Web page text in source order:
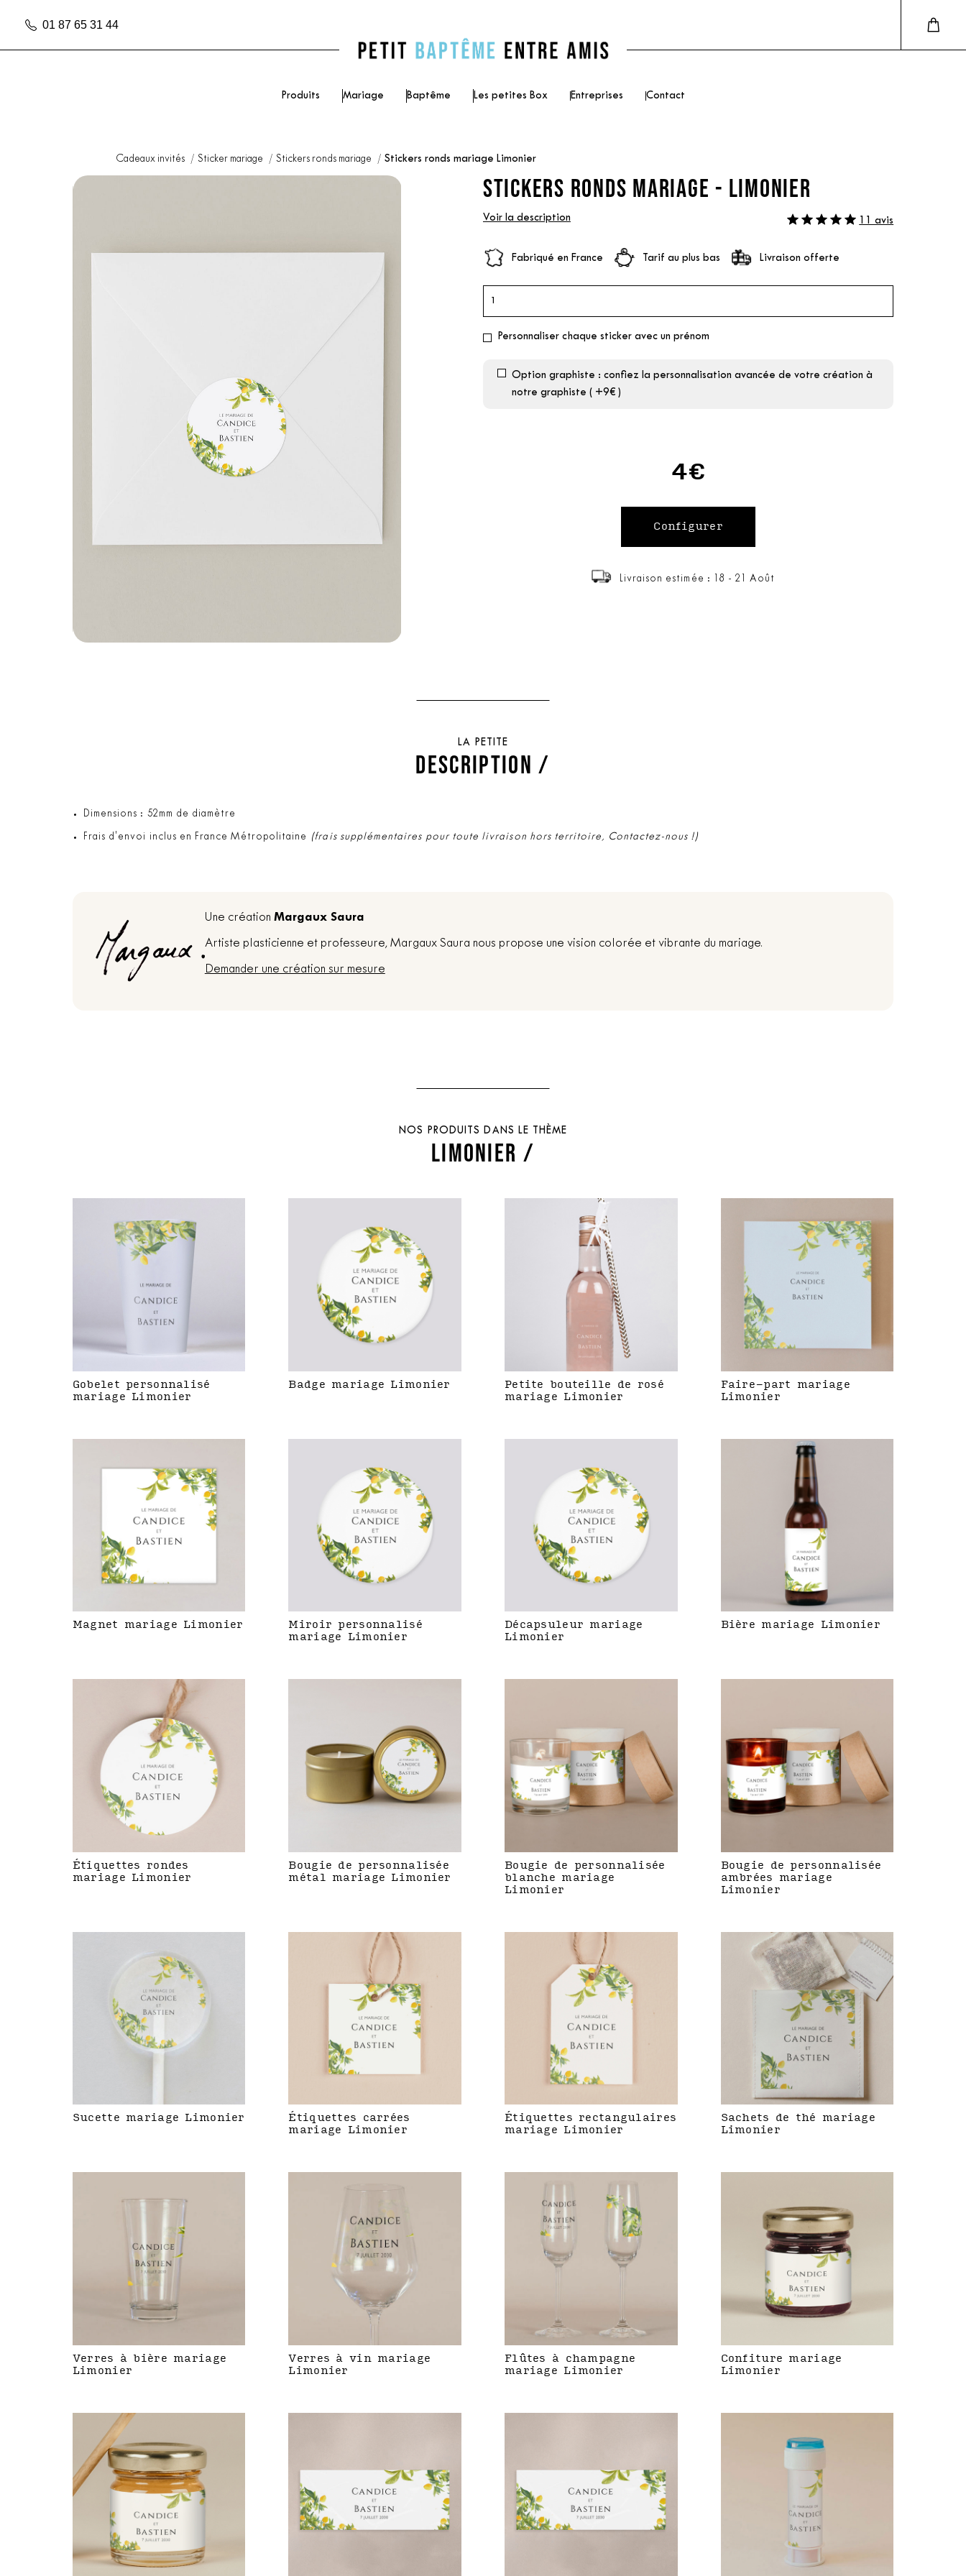
01 87 65 31 44
Produits Mariage Baptême Les petites Box Entreprises Contact
Cadeaux invités Sticker mariage Stickers ronds mariage Stickers ronds mariage Limonier
STICKERS RONDS MARIAGE - LIMONIER
Voir la description 11 avis
Fabriqué en France Tarif au plus bas Livraison offerte
Personnaliser chaque sticker avec un prénom
Option graphiste : confiez la personnalisation avancée de votre création à
notre graphiste ( +9€ )
4€
Livraison estimée : 18 - 21 Août
LA PETITE
DESCRIPTION /
Dimensions : 52mm de diamètre
Frais d'envoi inclus en France Métropolitaine (frais supplémentaires pour toute livraison hors territoire, Contactez-nous !)
Une création Margaux Saura
Artiste plasticienne et professeure, Margaux Saura nous propose une vision colorée et vibrante du mariage.
Demander une création sur mesure
NOS PRODUITS DANS LE THÈME
LIMONIER /
Gobelet personnalisé
mariage Limonier
Badge mariage Limonier
Petite bouteille de rosé
mariage Limonier
Faire-part mariage
Limonier
Magnet mariage Limonier
Miroir personnalisé
mariage Limonier
Décapsuleur mariage
Limonier
Bière mariage Limonier
Étiquettes rondes
mariage Limonier
Bougie de personnalisée
métal mariage Limonier
Bougie de personnalisée
blanche mariage
Limonier
Bougie de personnalisée
ambrées mariage
Limonier
Sucette mariage Limonier
Étiquettes carrées
mariage Limonier
Étiquettes rectangulaires
mariage Limonier
Sachets de thé mariage
Limonier
Verres à bière mariage
Limonier
Verres à vin mariage
Limonier
Flûtes à champagne
mariage Limonier
Confiture mariage
Limonier